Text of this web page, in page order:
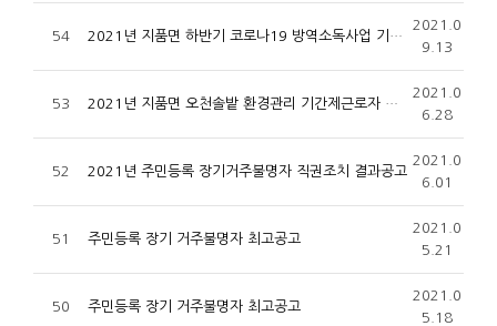
54 2021년 지품면 하반기 코로나19 방역소독사업 기간제근로자 채용 공고
2021.0
9.13
53 2021년 지품면 오천솔밭 환경관리 기간제근로자 채용 공고
2021.0
6.28
52 2021년 주민등록 장기거주불명자 직권조치 결과공고
2021.0
6.01
51 주민등록 장기 거주불명자 최고공고
2021.0
5.21
50 주민등록 장기 거주불명자 최고공고
2021.0
5.18